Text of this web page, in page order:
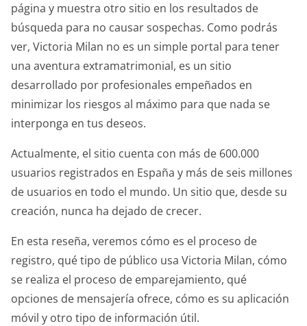
página y muestra otro sitio en los resultados de
búsqueda para no causar sospechas. Como podrás
ver, Victoria Milan no es un simple portal para tener
una aventura extramatrimonial, es un sitio
desarrollado por profesionales empeñados en
minimizar los riesgos al máximo para que nada se
interponga en tus deseos.
Actualmente, el sitio cuenta con más de 600.000
usuarios registrados en España y más de seis millones
de usuarios en todo el mundo. Un sitio que, desde su
creación, nunca ha dejado de crecer.
En esta reseña, veremos cómo es el proceso de
registro, qué tipo de público usa Victoria Milan, cómo
se realiza el proceso de emparejamiento, qué
opciones de mensajería ofrece, cómo es su aplicación
móvil y otro tipo de información útil.